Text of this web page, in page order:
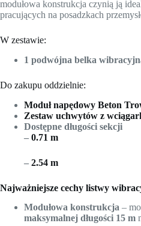
modułowa konstrukcja czynią ją
pracujących na posadzkach
W zestawie:
1 podwójna belka
Do zakupu oddzielnie:
Moduł napędowy Beton
Zestaw uchwytów z
Dostępne długości sekcji
– 0.71 m
– 2.54 m
Najważniejsze cechy listwy
Modułowa konstrukcja –
maksymalnej długości 15 m